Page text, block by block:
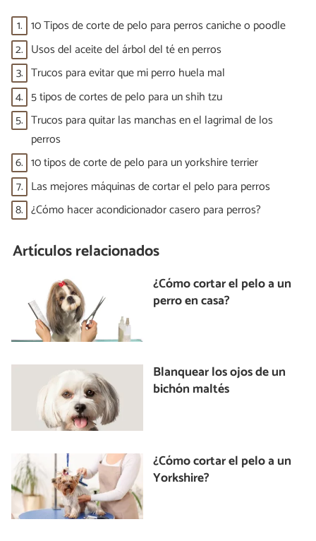
1. 10 Tipos de corte de pelo para perros caniche o poodle
2. Usos del aceite del árbol del té en perros
3. Trucos para evitar que mi perro huela mal
4. 5 tipos de cortes de pelo para un shih tzu
5. Trucos para quitar las manchas en el lagrimal de los
perros
6. 10 tipos de corte de pelo para un yorkshire terrier
7. Las mejores máquinas de cortar el pelo para perros
8. ¿Cómo hacer acondicionador casero para perros?
Artículos relacionados
¿Cómo cortar el pelo a un
perro en casa?
Blanquear los ojos de un
bichón maltés
¿Cómo cortar el pelo a un
Yorkshire?